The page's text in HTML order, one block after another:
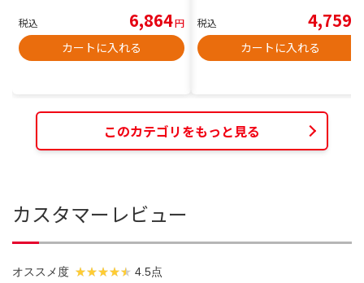
税込 6,864円
カートに入れる
税込 4,759
カートに入れる
このカテゴリをもっと見る
カスタマーレビュー
オススメ度 4.5点